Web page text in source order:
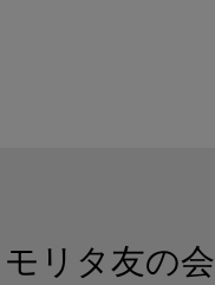
モリタ友の会